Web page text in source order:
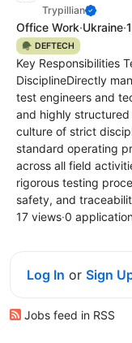
Trypillian
Office Work·Ukraine·
🪖 DEFTECH
Key Responsibilities
DisciplineDirectly
test engineers and
and highly
culture of strict
standard operating
across all field
rigorous testing
safety, and
17 views·0
Log In or Sign
Jobs feed in RSS